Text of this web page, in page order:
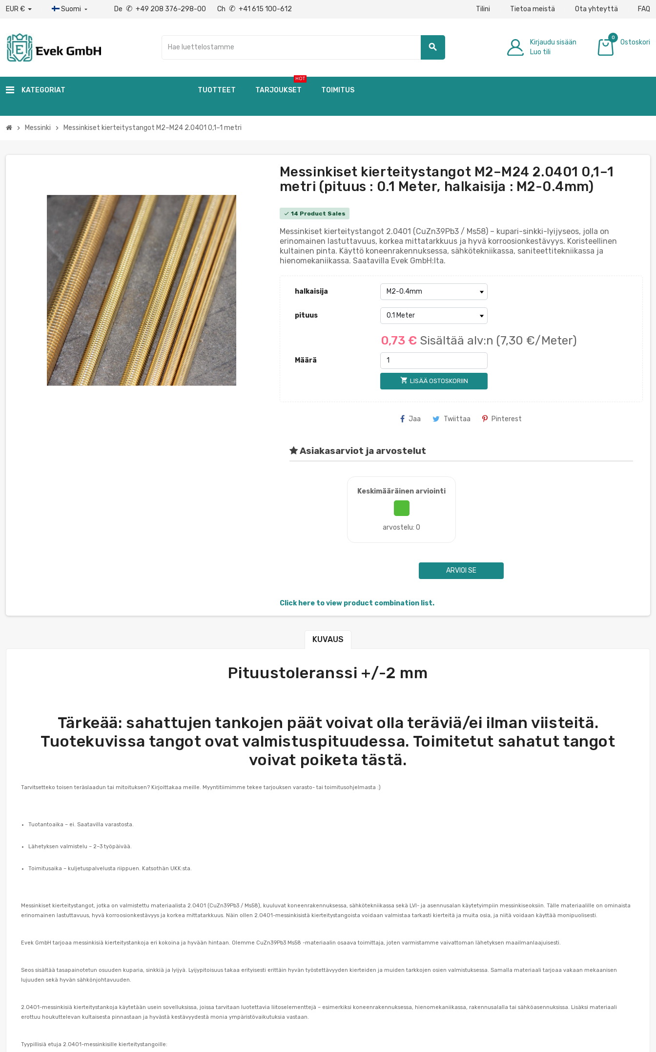
EUR € Suomi  De ✆ +49 208 376-298-00 Ch ✆ +41 615 100-612 Tilini Tietoa meistä Ota yhteyttä FAQ
search
Kirjaudu sisään
Luo tili
0
Ostoskori
KATEGORIAT TUOTTEET TARJOUKSET
HOT
TOIMITUS
chevron_right Messinki chevron_right Messinkiset kierteitystangot M2–M24 2.0401 0,1–1 metri
Messinkiset kierteitystangot M2–M24 2.0401 0,1–1
metri (pituus : 0.1 Meter, halkaisija : M2-0.4mm)
check 14 Product Sales
Messinkiset kierteitystangot 2.0401 (CuZn39Pb3 / Ms58) – kupari-sinkki-lyijyseos, jolla on
erinomainen lastuttavuus, korkea mittatarkkuus ja hyvä korroosionkestävyys. Koristeellinen
kultainen pinta. Käyttö koneenrakennuksessa, sähkötekniikassa, saniteettitekniikassa ja
hienomekaniikassa. Saatavilla Evek GmbH:lta.
halkaisija
pituus
0,73 € Sisältää alv:n (7,30 €/Meter)
Määrä
shopping_cart LISÄÄ OSTOSKORIIN
Jaa Twiittaa Pinterest
Asiakasarviot ja arvostelut
Keskimääräinen arviointi
arvostelu: 0
ARVIOI SE
Click here to view product combination list.
KUVAUS
Pituustoleranssi +/-2 mm
Tärkeää: sahattujen tankojen päät voivat olla teräviä/ei ilman viisteitä.
Tuotekuvissa tangot ovat valmistuspituudessa. Toimitetut sahatut tangot
voivat poiketa tästä.
Tarvitsetteko toisen teräslaadun tai mitoituksen? Kirjoittakaa meille. Myyntitiimimme tekee tarjouksen varasto- tai toimitusohjelmasta :)
Tuotantoaika – ei. Saatavilla varastosta.
Lähetyksen valmistelu – 2–3 työpäivää.
Toimitusaika – kuljetuspalvelusta riippuen. Katsothän UKK:sta.
Messinkiset kierteitystangot, jotka on valmistettu materiaalista 2.0401 (CuZn39Pb3 / Ms58), kuuluvat koneenrakennuksessa, sähkötekniikassa sekä LVI- ja asennusalan käytetyimpiin messinkiseoksiin. Tälle materiaalille on ominaista
erinomainen lastuttavuus, hyvä korroosionkestävyys ja korkea mittatarkkuus. Näin ollen 2.0401-messinkisistä kierteitystangoista voidaan valmistaa tarkasti kierteitä ja muita osia, ja niitä voidaan käyttää monipuolisesti.
Evek GmbH tarjoaa messinkisiä kierteitystankoja eri kokoina ja hyvään hintaan. Olemme CuZn39Pb3 Ms58 -materiaalin osaava toimittaja, joten varmistamme vaivattoman lähetyksen maailmanlaajuisesti.
Seos sisältää tasapainotetun osuuden kuparia, sinkkiä ja lyijyä. Lyijypitoisuus takaa erityisesti erittäin hyvän työstettävyyden kierteiden ja muiden tarkkojen osien valmistuksessa. Samalla materiaali tarjoaa vakaan mekaanisen
lujuuden sekä hyvän sähkönjohtavuuden.
2.0401-messinkisiä kierteitystankoja käytetään usein sovelluksissa, joissa tarvitaan luotettavia liitoselementtejä – esimerkiksi koneenrakennuksessa, hienomekaniikassa, rakennusalalla tai sähköasennuksissa. Lisäksi materiaali
erottuu houkuttelevan kultaisesta pinnastaan ja hyvästä kestävyydestä monia ympäristövaikutuksia vastaan.
Tyypillisiä etuja 2.0401-messinkisille kierteitystangoille: